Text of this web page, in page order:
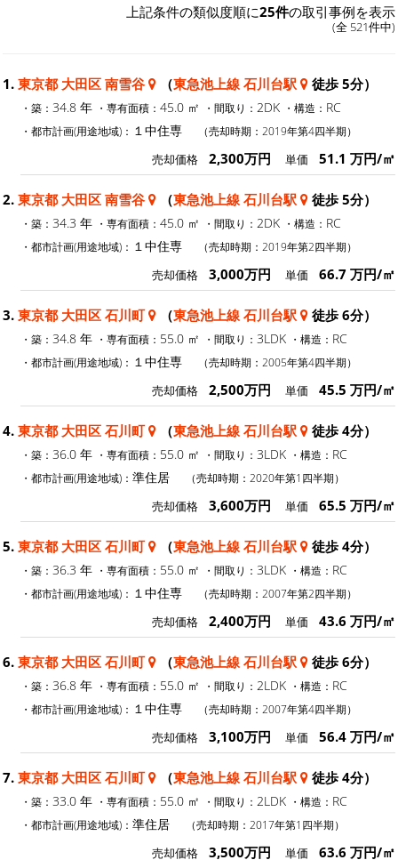
上記条件の類似度順に25件の取引事例を表示
(全 521件中)
1. 東京都 大田区 南雪谷 （東急池上線 石川台駅 徒歩 5分）
・築： 34.8 年 ・専有面積： 45.0 ㎡ ・間取り： 2DK ・構造： RC
・都市計画(用途地域)： １中住専 （売却時期：2019年第4四半期）
売却価格 2,300万円 単価 51.1 万円/㎡
2. 東京都 大田区 南雪谷 （東急池上線 石川台駅 徒歩 5分）
・築： 34.3 年 ・専有面積： 45.0 ㎡ ・間取り： 2DK ・構造： RC
・都市計画(用途地域)： １中住専 （売却時期：2019年第2四半期）
売却価格 3,000万円 単価 66.7 万円/㎡
3. 東京都 大田区 石川町 （東急池上線 石川台駅 徒歩 6分）
・築： 34.8 年 ・専有面積： 55.0 ㎡ ・間取り： 3LDK ・構造： RC
・都市計画(用途地域)： １中住専 （売却時期：2005年第4四半期）
売却価格 2,500万円 単価 45.5 万円/㎡
4. 東京都 大田区 石川町 （東急池上線 石川台駅 徒歩 4分）
・築： 36.0 年 ・専有面積： 55.0 ㎡ ・間取り： 3LDK ・構造： RC
・都市計画(用途地域)： 準住居 （売却時期：2020年第1四半期）
売却価格 3,600万円 単価 65.5 万円/㎡
5. 東京都 大田区 石川町 （東急池上線 石川台駅 徒歩 4分）
・築： 36.3 年 ・専有面積： 55.0 ㎡ ・間取り： 3LDK ・構造： RC
・都市計画(用途地域)： １中住専 （売却時期：2007年第2四半期）
売却価格 2,400万円 単価 43.6 万円/㎡
6. 東京都 大田区 石川町 （東急池上線 石川台駅 徒歩 6分）
・築： 36.8 年 ・専有面積： 55.0 ㎡ ・間取り： 2LDK ・構造： RC
・都市計画(用途地域)： １中住専 （売却時期：2007年第4四半期）
売却価格 3,100万円 単価 56.4 万円/㎡
7. 東京都 大田区 石川町 （東急池上線 石川台駅 徒歩 4分）
・築： 33.0 年 ・専有面積： 55.0 ㎡ ・間取り： 2LDK ・構造： RC
・都市計画(用途地域)： 準住居 （売却時期：2017年第1四半期）
売却価格 3,500万円 単価 63.6 万円/㎡